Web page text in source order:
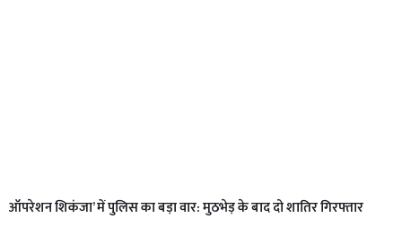
ऑपरेशन शिकंजा’ में पुलिस का बड़ा वार: मुठभेड़ के बाद दो शातिर गिरफ्तार